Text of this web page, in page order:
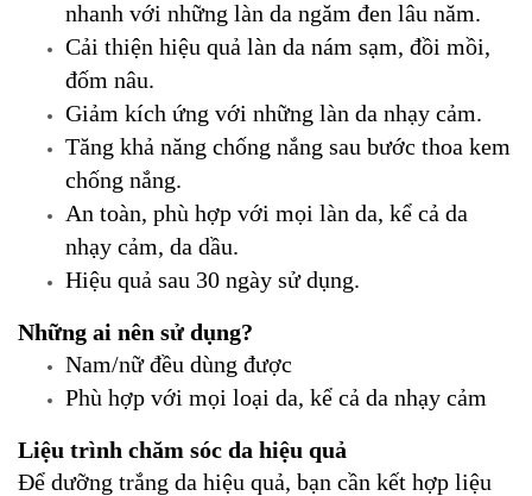
nhanh với những làn da ngăm đen lâu năm.
Cải thiện hiệu quả làn da nám sạm, đồi mồi,
đốm nâu.
Giảm kích ứng với những làn da nhạy cảm.
Tăng khả năng chống nắng sau bước thoa kem
chống nắng.
An toàn, phù hợp với mọi làn da, kể cả da
nhạy cảm, da dầu.
Hiệu quả sau 30 ngày sử dụng.
Những ai nên sử dụng?
Nam/nữ đều dùng được
Phù hợp với mọi loại da, kể cả da nhạy cảm
Liệu trình chăm sóc da hiệu quả
Để dưỡng trắng da hiệu quả, bạn cần kết hợp liệu